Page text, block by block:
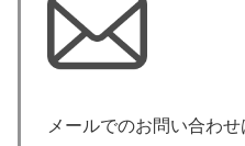
メールでのお問い合わ